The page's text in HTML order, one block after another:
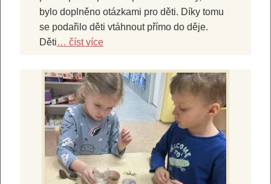
bylo doplněno otázkami pro děti. Díky tomu
se podařilo děti vtáhnout přímo do děje.
Děti… číst více